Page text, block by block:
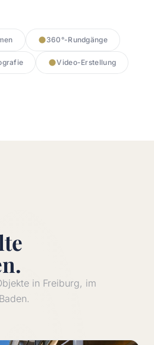
360°-Rundgänge
Video-Erstellung
in Freiburg, im